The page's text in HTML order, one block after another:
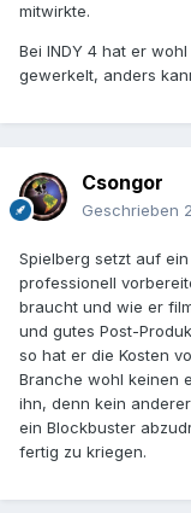
mitwirkte.
Bei INDY 4 hat er
gewerkelt, anders
Csongor
Geschrieben
Spielberg setzt auf
professionell
braucht und wie er
und gutes Post-
so hat er die Kosten
Branche wohl keinen
ihn, denn kein
ein Blockbuster
fertig zu kriegen.